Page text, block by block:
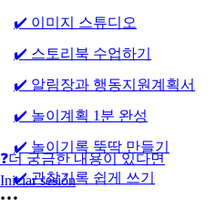
❓더 궁금한 내용이 있다면
Iniciar sesión
✔️ 이미지 스튜디오
✔️ 스토리북 수업하기
✔️ 알림장과 행동지원계획서
✔️ 놀이계획 1분 완성
✔️ 놀이기록 뚝딱 만들기
✔️ 관찰기록 쉽게 쓰기